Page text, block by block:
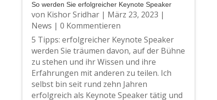
So werden Sie erfolgreicher Keynote Speaker
von Kishor Sridhar| März 23, 2023 |
News | 0 Kommentieren
5 Tipps: erfolgreicher Keynote Speaker
werden Sie träumen davon, auf der Bühne
zu stehen und ihr Wissen und ihre
Erfahrungen mit anderen zu teilen. Ich
selbst bin seit rund zehn Jahren
erfolgreich als Keynote Speaker tätig und